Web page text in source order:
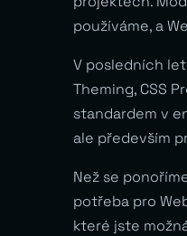
používáme, a
V posledních
Theming, CSS
standardem v
ale především
Než se
potřeba pro
které jste